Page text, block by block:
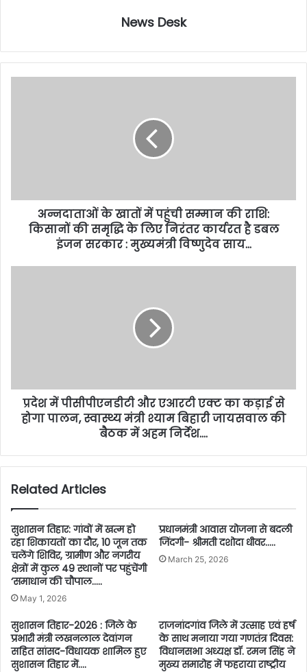
News Desk
अन्नदाताओं के खातों में पहुंची सम्मान की राशि:
किसानों की समृद्धि के लिए निरंतर कार्यरत है डबल
इंजन सरकार : मुख्यमंत्री विष्णुदेव साय…
प्रदेश में पीसीपीएनडीटी और एआरटी एक्ट का कड़ाई से
होगा पालन, स्वास्थ्य मंत्री श्याम बिहारी जायसवाल की
बैठक में अहम निर्देश….
Related Articles
​सुशासन तिहार: गांवों में खत्म हो
रहा शिकायतों का दौर, 10 जून तक
चलेंगे शिविर, ग्रामीण और नगरीय
क्षेत्रों में कुल 49 स्थानों पर पहुंचेंगी
‘समाधान की चौपाल…..
May 1, 2026
प्रधानमंत्री आवास योजना से बदली
जिंदगी- श्रीमती दशोदा धीवर…..
March 25, 2026
सुशासन तिहार-2026 : जिले के
प्रभारी मंत्री लखनलाल देवांगन
सहित सांसद-विधायक शामिल हुए
सुशासन तिहार में….
राजनांदगांव जिले में उत्साह एवं हर्ष
के साथ मनाया गया गणतंत्र दिवस:
विधानसभा अध्यक्ष डॉ. रमन सिंह ने
मुख्य समारोह में फहराया राष्ट्रीय